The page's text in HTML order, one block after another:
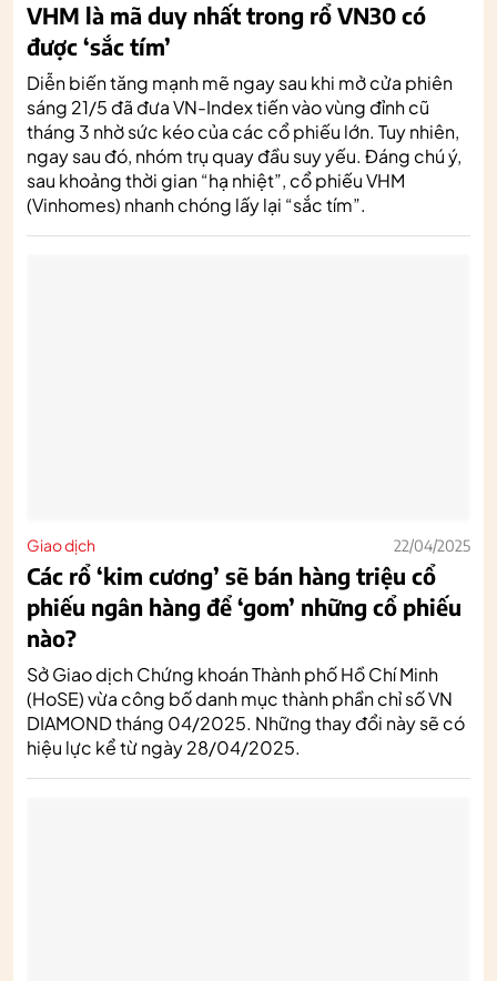
VHM là mã duy nhất trong rổ VN30 có
được ‘sắc tím’
Diễn biến tăng mạnh mẽ ngay sau khi mở cửa phiên
sáng 21/5 đã đưa VN-Index tiến vào vùng đỉnh cũ
tháng 3 nhờ sức kéo của các cổ phiếu lớn. Tuy nhiên,
ngay sau đó, nhóm trụ quay đầu suy yếu. Đáng chú ý,
sau khoảng thời gian “hạ nhiệt”, cổ phiếu VHM
(Vinhomes) nhanh chóng lấy lại “sắc tím”.
Giao dịch 22/04/2025
Các rổ ‘kim cương’ sẽ bán hàng triệu cổ
phiếu ngân hàng để ‘gom’ những cổ phiếu
nào?
Sở Giao dịch Chứng khoán Thành phố Hồ Chí Minh
(HoSE) vừa công bố danh mục thành phần chỉ số VN
DIAMOND tháng 04/2025. Những thay đổi này sẽ có
hiệu lực kể từ ngày 28/04/2025.